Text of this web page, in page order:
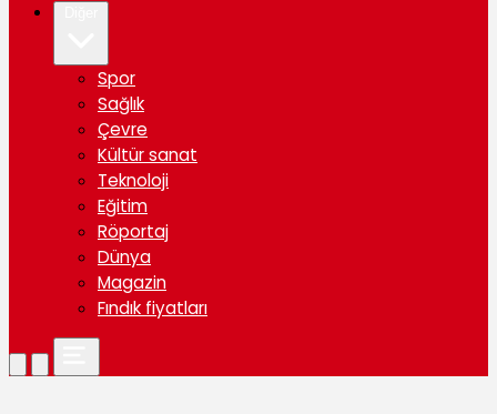
Spor
Sağlık
Çevre
Kültür sanat
Teknoloji
Eğitim
Röportaj
Dünya
Magazin
Fındık fiyatları